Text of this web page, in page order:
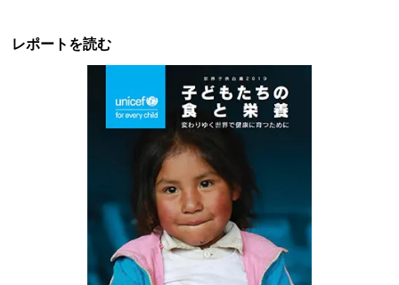
レポートを読む